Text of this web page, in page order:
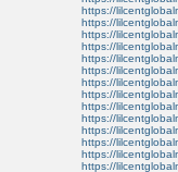
https://
https://
https://
https://
https://
https://
https://
https://
https://
https://
https://
https://
https://
https://